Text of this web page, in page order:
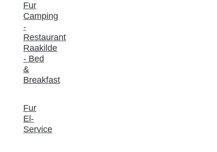
Fur
Camping
-
Restaurant
Raakilde
- Bed
&
Breakfast
Fur
El-
Service